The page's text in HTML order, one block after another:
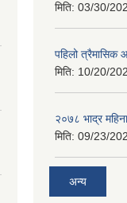
मिति: 03/30/
पहिलो त्रैमासिक
मिति: 10/20/
२०७८ भाद्र
मिति: 09/23/
अन्य